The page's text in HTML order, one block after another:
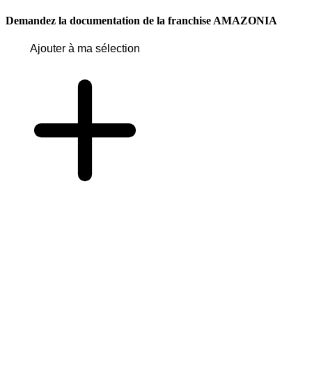
Demandez la documentation de la franchise AMAZONIA
Ajouter à ma sélection